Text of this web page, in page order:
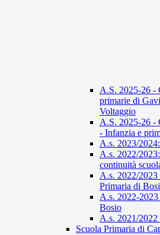
A.S. 2025-26 -
primarie di
Voltaggio
A.S. 2025-26 -
- Infanzia e
A.s. 2023/
A.s. 2022/
continuità
A.s. 2022/2023
Primaria di
A.s. 2022-
Bosio
A.s. 2021/2022
Scuola Primaria di